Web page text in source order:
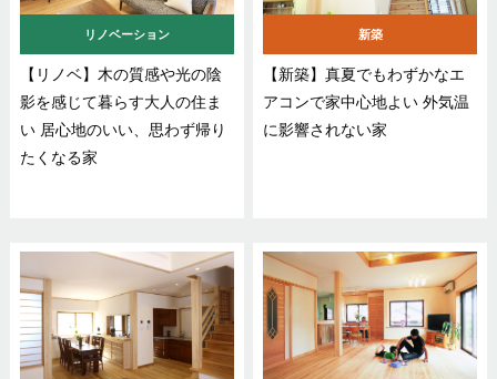
リノベーション
【リノベ】木の質感や光の陰
影を感じて暮らす大人の住ま
い 居心地のいい、思わず帰り
たくなる家
新築
【新築】真夏でもわずかなエ
アコンで家中心地よい 外気温
に影響されない家